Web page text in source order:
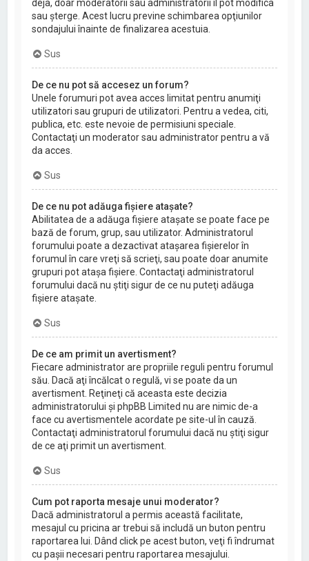
deja, doar moderatorii sau administratorii îl pot modifica
sau şterge. Acest lucru previne schimbarea opţiunilor
sondajului înainte de finalizarea acestuia.
Sus
De ce nu pot să accesez un forum?
Unele forumuri pot avea acces limitat pentru anumiţi
utilizatori sau grupuri de utilizatori. Pentru a vedea, citi,
publica, etc. este nevoie de permisiuni speciale.
Contactaţi un moderator sau administrator pentru a vă
da acces.
Sus
De ce nu pot adăuga fişiere ataşate?
Abilitatea de a adăuga fişiere ataşate se poate face pe
bază de forum, grup, sau utilizator. Administratorul
forumului poate a dezactivat ataşarea fişierelor în
forumul în care vreţi să scrieţi, sau poate doar anumite
grupuri pot ataşa fişiere. Contactaţi administratorul
forumului dacă nu ştiţi sigur de ce nu puteţi adăuga
fişiere ataşate.
Sus
De ce am primit un avertisment?
Fiecare administrator are propriile reguli pentru forumul
său. Dacă aţi încălcat o regulă, vi se poate da un
avertisment. Reţineţi că aceasta este decizia
administratorului şi phpBB Limited nu are nimic de-a
face cu avertismentele acordate pe site-ul în cauză.
Contactaţi administratorul forumului dacă nu ştiţi sigur
de ce aţi primit un avertisment.
Sus
Cum pot raporta mesaje unui moderator?
Dacă administratorul a permis această facilitate,
mesajul cu pricina ar trebui să includă un buton pentru
raportarea lui. Dând click pe acest buton, veţi fi îndrumat
cu paşii necesari pentru raportarea mesajului.